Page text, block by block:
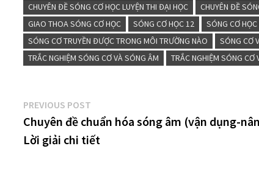
CHUYÊN ĐỀ SÓNG CƠ HỌC LUYỆN THI ĐẠI HỌC
CHUYÊN ĐỀ
GIAO THOA SÓNG CƠ HỌC
SÓNG CƠ HỌC 12 SÓNG CƠ HỌC
SÓNG CƠ TRUYỀN ĐƯỢC TRONG MÔI TRƯỜNG NÀO
SÓNG CƠ
TRẮC NGHIỆM SÓNG CƠ VÀ SÓNG ÂM
TRẮC NGHIỆM SÓNG CƠ
Điều
hướng
bài
PREVIOUS POST
post:
Chuyên đề chuẩn hóa sóng âm (vận dụng-
Lời giải chi tiết